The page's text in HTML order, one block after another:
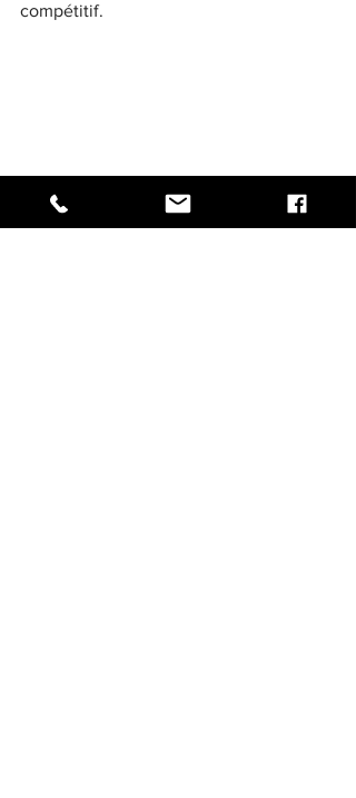
compétitif.